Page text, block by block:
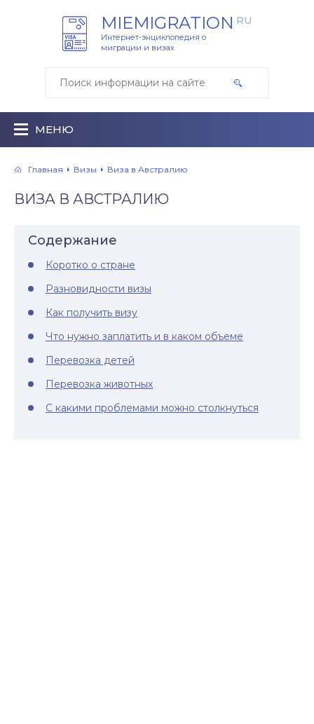
MIEMIGRATION RU
Интернет-энциклопедия о
миграции и визах
МЕНЮ
Главная Визы Виза в Австралию
ВИЗА В АВСТРАЛИЮ
Содержание
Коротко о стране
Разновидности визы
Как получить визу
Что нужно заплатить и в каком объеме
Перевозка детей
Перевозка животных
С какими проблемами можно столкнуться